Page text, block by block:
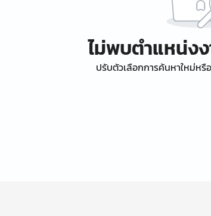
ไม่พบตำแหน่ง
ปรับตัวเลือกการค้นหาใหม่ห